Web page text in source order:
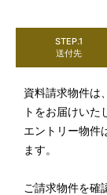
STEP.1
送付先
資料請求物件は
トをお届けいた
エントリー物件
ます。
ご請求物件を確